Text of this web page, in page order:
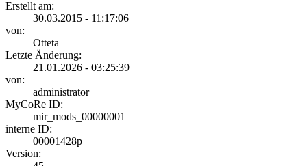
Erstellt am:
30.03.2015 - 11:17:06
von:
Otteta
Letzte Änderung:
21.01.2026 - 03:25:39
von:
administrator
MyCoRe ID:
mir_mods_00000001
interne ID:
00001428p
Version: